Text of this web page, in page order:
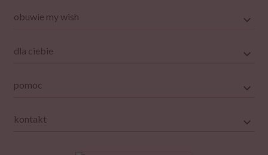
obuwie my wish
dla ciebie
pomoc
kontakt